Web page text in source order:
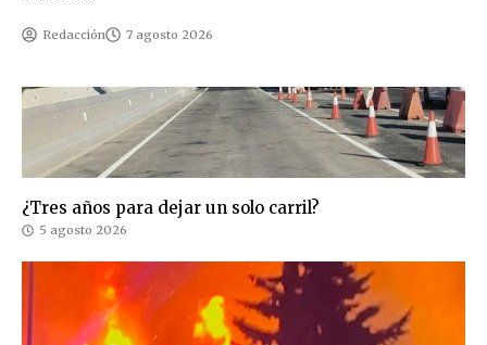
Redacción 7 agosto 2026
¿Tres años para dejar un solo carril?
5 agosto 2026